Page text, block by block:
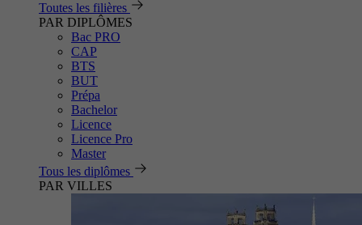
Toutes les filières
PAR DIPLÔMES
Bac PRO
CAP
BTS
BUT
Prépa
Bachelor
Licence
Licence Pro
Master
Tous les diplômes
PAR VILLES